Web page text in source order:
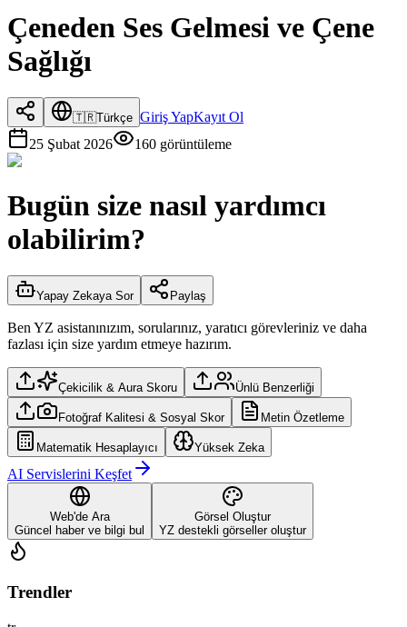
Çeneden Ses Gelmesi ve Çene
Sağlığı
🇹🇷Türkçe Giriş YapKayıt Ol
25 Şubat 2026
160 görüntüleme
Bugün size nasıl yardımcı
olabilirim?
Yapay Zekaya Sor Paylaş
Ben YZ asistanınızım, sorularınız, yaratıcı görevleriniz ve daha
fazlası için size yardım etmeye hazırım.
Çekicilik & Aura Skoru Ünlü Benzerliği
Fotoğraf Kalitesi & Sosyal Skor Metin Özetleme
Matematik Hesaplayıcı Yüksek Zeka
AI Servislerini Keşfet
Web'de Ara
Güncel haber ve bilgi bul
Görsel Oluştur
YZ destekli görseller oluştur
Trendler